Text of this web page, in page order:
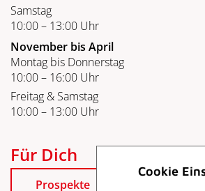
Samstag
10:00 – 13:00 Uhr
November bis April
Montag bis Donnerstag
10:00 – 16:00 Uhr
Freitag & Samstag
10:00 – 13:00 Uhr
Für Dich
Prospekte
Cookie